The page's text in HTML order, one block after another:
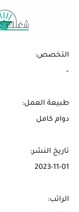
التخصص:
–
طبيعة العمل:
دوام كامل
تاريخ النشر:
2023-11-01
الراتب: